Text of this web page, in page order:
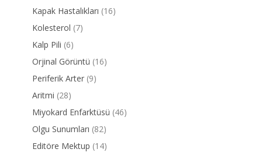
Kapak Hastalıkları (16)
Kolesterol (7)
Kalp Pili (6)
Orjinal Görüntü (16)
Periferik Arter (9)
Aritmi (28)
Miyokard Enfarktüsü (46)
Olgu Sunumları (82)
Editöre Mektup (14)